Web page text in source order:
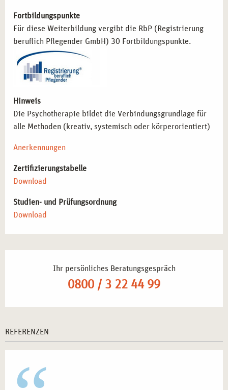
Voraussetzungen, um Ihre Karriere im Gesundheitswesen
erfolgreich zu starten. Lassen Sie uns gemeinsam Ihre
Ziele erreichen und Ihre beruflichen Visionen
verwirklichen!
Fortbildungspunkte
Für diese Weiterbildung vergibt die RbP (Registrierung
beruflich Pflegender GmbH) 30 Fortbildungspunkte.
Hinweis
Die Psychotherapie bildet die Verbindungsgrundlage für
alle Methoden (kreativ, systemisch oder körperorientiert)
Anerkennungen
Zertifizierungstabelle
Download
Studien- und Prüfungsordnung
Download
Ihr persönliches Beratungsgespräch
0800 / 3 22 44 99
REFERENZEN